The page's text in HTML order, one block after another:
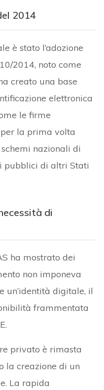
2014
è stato l’adozione
2014, noto come
creato una base
elettronica
le firme
la prima volta
nazionali di
pubblici di altri Stati
di
ha mostrato dei
non imponeva
digitale, il
frammentata
privato è rimasta
la creazione di un
La rapida